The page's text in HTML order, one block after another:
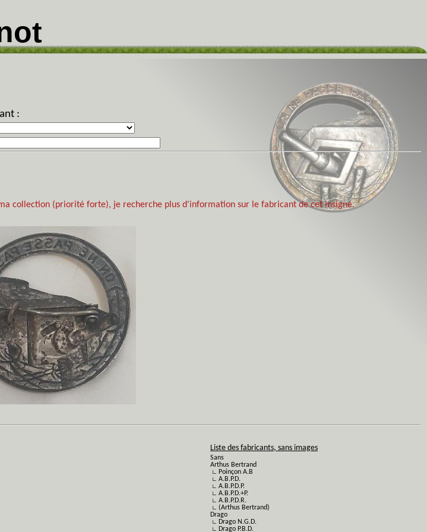
:
collection (priorité forte), je recherche plus d'information sur le fabricant de cet insigne.
Liste des fabricants, sans images
Sans
Arthus Bertrand
∟ Poinçon A.B
∟ A.B.P.D.
∟ A.B.P.D.P.
∟ A.B.P.D.+P.
∟ A.B.P.D.R.
∟ (Arthus Bertrand)
Drago
∟ Drago N.G.D.
∟ Drago P.B.D.